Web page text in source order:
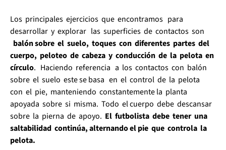
Los principales ejercicios que encontramos para
desarrollar y explorar las superficies de contactos son
balón sobre el suelo, toques con diferentes partes del
cuerpo, peloteo de cabeza y conducción de la pelota en
círculo. Haciendo referencia a los contactos con balón
sobre el suelo este se basa en el control de la pelota
con el pie, manteniendo constantemente la planta
apoyada sobre si misma. Todo el cuerpo debe descansar
sobre la pierna de apoyo. El futbolista debe tener una
saltabilidad continúa, alternando el pie que controla la
pelota.